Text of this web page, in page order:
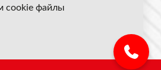
являются публичной офертой.
cookie файлы